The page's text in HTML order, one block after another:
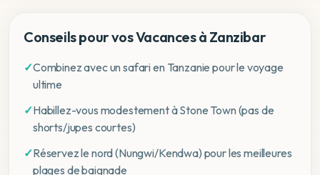
Conseils pour vos Vacances à Zanzibar
✓Combinez avec un safari en Tanzanie pour le voyage
ultime
✓Habillez-vous modestement à Stone Town (pas de
shorts/jupes courtes)
✓Réservez le nord (Nungwi/Kendwa) pour les meilleures
plages de baignade